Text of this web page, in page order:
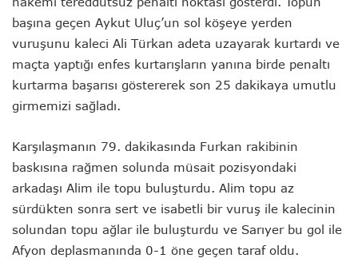
başına geçen Aykut Uluç’un sol köşeye yerden
vuruşunu kaleci Ali Türkan adeta uzayarak kurtardı ve
maçta yaptığı enfes kurtarışların yanına birde penaltı
kurtarma başarısı göstererek son 25 dakikaya umutlu
girmemizi sağladı.
Karşılaşmanın 79. dakikasında Furkan rakibinin
baskısına rağmen solunda müsait pozisyondaki
arkadaşı Alim ile topu buluşturdu. Alim topu az
sürdükten sonra sert ve isabetli bir vuruş ile kalecinin
solundan topu ağlar ile buluşturdu ve Sarıyer bu gol ile
Afyon deplasmanında 0-1 öne geçen taraf oldu.